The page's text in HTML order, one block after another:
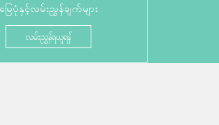
မြေပုံနှင့်လမ်းညွှန်ချက်များ
လမ်းညွှန်ရယူရန်